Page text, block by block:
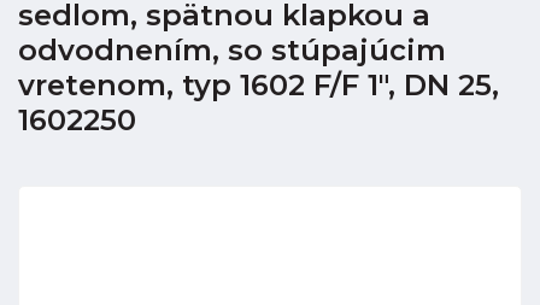
sedlom, spätnou klapkou a
odvodnením, so stúpajúcim
vretenom, typ 1602 F/F 1", DN 25,
1602250